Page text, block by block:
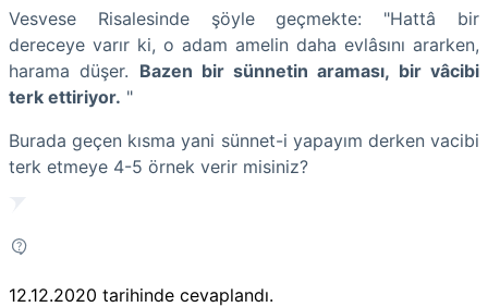
Vesvese Risalesinde şöyle geçmekte: "Hattâ bir
dereceye varır ki, o adam amelin daha evlâsını ararken,
harama düşer. Bazen bir sünnetin araması, bir vâcibi
terk ettiriyor. "
Burada geçen kısma yani sünnet-i yapayım derken vacibi
terk etmeye 4-5 örnek verir misiniz?
12.12.2020 tarihinde cevaplandı.